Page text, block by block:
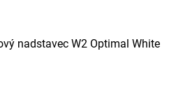
nadstavec W2 Optimal White